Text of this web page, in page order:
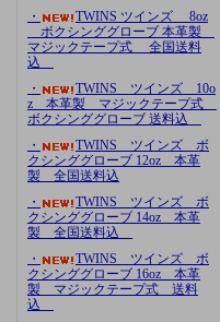
・
TWINS ツインズ 8oz
ボクシンググローブ 本革製
マジックテープ式 全国送料
込
・
TWINS ツインズ 10o
z 本革製 マジックテープ式
ボクシンググローブ 送料込
・
TWINS ツインズ ボ
クシンググローブ 12oz 本革
製 全国送料込
・
TWINS ツインズ ボ
クシンググローブ 14oz 本革
製 全国送料込
・
TWINS ツインズ ボ
クシンググローブ 16oz 本革
製 マジックテープ式 送料
込